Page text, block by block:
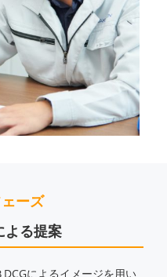
ーズ
よる提案
によるイメージを用い